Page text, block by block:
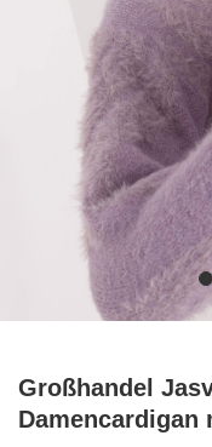
Großhandel
Damencardigan